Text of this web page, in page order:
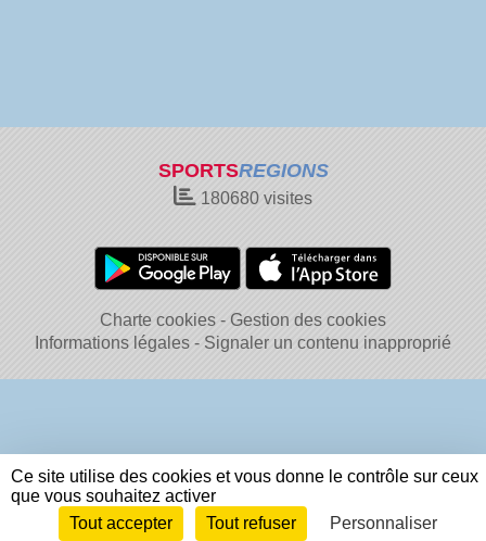
SPORTSREGIONS
180680 visites
Charte cookies
Gestion des cookies
Informations légales
Signaler un contenu inapproprié
Envie de participer ? Connexion
Ce site utilise des cookies et vous donne le contrôle sur ceux
que vous souhaitez activer
Tout accepter
Tout refuser Personnaliser